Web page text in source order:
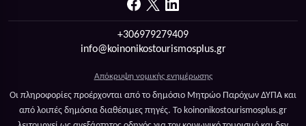
+306979279409
info@koinonikostourismosplus.gr
Απόκρυψη νομικής ενημέρωσης
Οι πληροφορίες προέρχονται από το δημόσιο Μητρώο Παρόχων ΔΥΠΑ και
από λοιπές δημόσια διαθέσιμες πηγές. Το koinonikostourismosplus.gr